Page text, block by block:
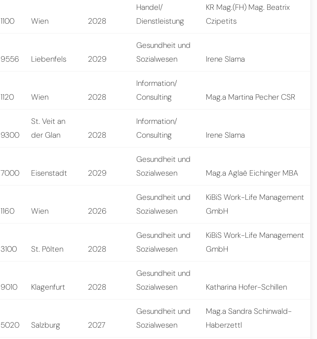
1100 Wien 2028
Handel/
Dienstleistung
KR Mag.(FH) Mag. Beatrix
Czipetits
9556 Liebenfels 2029
Gesundheit und
Sozialwesen
Irene Slama
1120 Wien 2028
Information/
Consulting
Mag.a Martina Pecher CSR
9300
St. Veit an
der Glan
2028
Information/
Consulting
Irene Slama
7000 Eisenstadt 2029
Gesundheit und
Sozialwesen
Mag.a Aglaë Eichinger MBA
1160 Wien 2026
Gesundheit und
Sozialwesen
KiBiS Work-Life Management
GmbH
3100 St. Pölten 2028
Gesundheit und
Sozialwesen
KiBiS Work-Life Management
GmbH
9010 Klagenfurt 2028
Gesundheit und
Sozialwesen
Katharina Hofer-Schillen
5020 Salzburg 2027
Gesundheit und
Sozialwesen
Mag.a Sandra Schinwald-
Haberzettl